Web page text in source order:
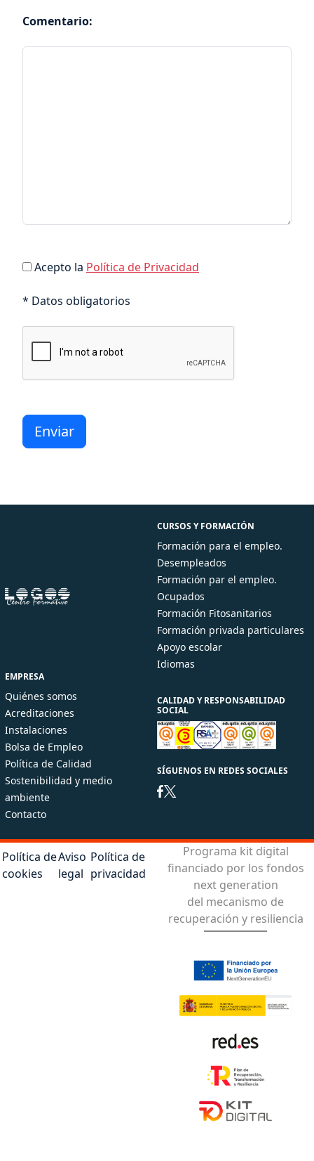
Comentario:
Acepto la Política de Privacidad
* Datos obligatorios
CURSOS Y FORMACIÓN
Formación para el empleo.
Desempleados
Formación par el empleo.
Ocupados
Formación Fitosanitarios
Formación privada particulares
Apoyo escolar
Idiomas
EMPRESA
Quiénes somos
Acreditaciones
Instalaciones
Bolsa de Empleo
Política de Calidad
Sostenibilidad y medio
ambiente
Contacto
CALIDAD Y RESPONSABILIDAD
SOCIAL
SÍGUENOS EN REDES SOCIALES
Política de
cookies
Aviso
legal
Política de
privacidad
Programa kit digital
financiado por los fondos
next generation
del mecanismo de
recuperación y resiliencia